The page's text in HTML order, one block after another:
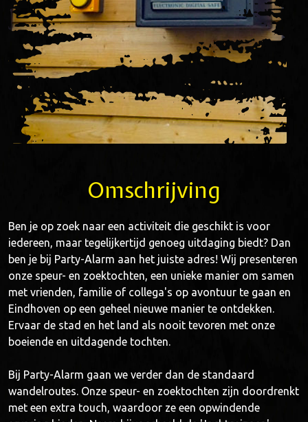
Omschrijving
Ben je op zoek naar een activiteit die geschikt is voor
iedereen, maar tegelijkertijd genoeg uitdaging biedt? Dan
ben je bij Party-Alarm aan het juiste adres! Wij presenteren
onze speur- en zoektochten, een unieke manier om samen
met vrienden, familie of collega's op avontuur te gaan en
Eindhoven op een geheel nieuwe manier te ontdekken.
Ervaar de stad en het land als nooit tevoren met onze
boeiende en uitdagende tochten.
Bij Party-Alarm gaan we verder dan de standaard
wandelroutes. Onze speur- en zoektochten zijn doordrenkt
met een extra touch, waardoor ze een opwindende